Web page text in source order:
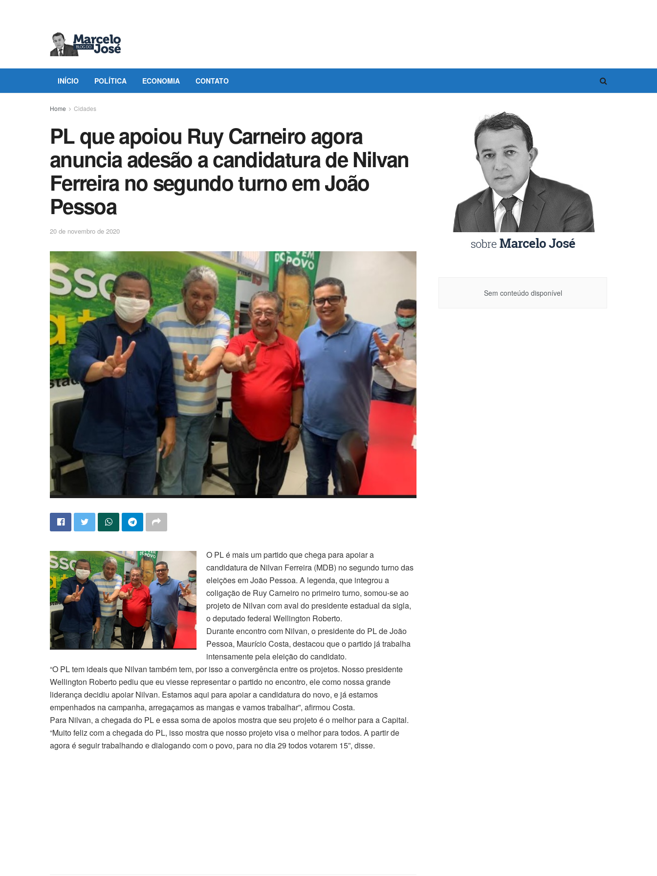
INÍCIO POLÍTICA ECONOMIA CONTATO
Home Cidades
PL que apoiou Ruy Carneiro agora
anuncia adesão a candidatura de Nilvan
Ferreira no segundo turno em João
Pessoa
20 de novembro de 2020
O PL é mais um partido que chega para apoiar a
candidatura de Nilvan Ferreira (MDB) no segundo turno das
eleições em João Pessoa. A legenda, que integrou a
coligação de Ruy Carneiro no primeiro turno, somou-se ao
projeto de Nilvan com aval do presidente estadual da sigla,
o deputado federal Wellington Roberto.
Durante encontro com Nilvan, o presidente do PL de João
Pessoa, Maurício Costa, destacou que o partido já trabalha
intensamente pela eleição do candidato.
“O PL tem ideais que Nilvan também tem, por isso a convergência entre os projetos. Nosso presidente
Wellington Roberto pediu que eu viesse representar o partido no encontro, ele como nossa grande
liderança decidiu apoiar Nilvan. Estamos aqui para apoiar a candidatura do novo, e já estamos
empenhados na campanha, arregaçamos as mangas e vamos trabalhar”, afirmou Costa.
Para Nilvan, a chegada do PL e essa soma de apoios mostra que seu projeto é o melhor para a Capital.
“Muito feliz com a chegada do PL, isso mostra que nosso projeto visa o melhor para todos. A partir de
agora é seguir trabalhando e dialogando com o povo, para no dia 29 todos votarem 15”, disse.
Sem conteúdo disponível